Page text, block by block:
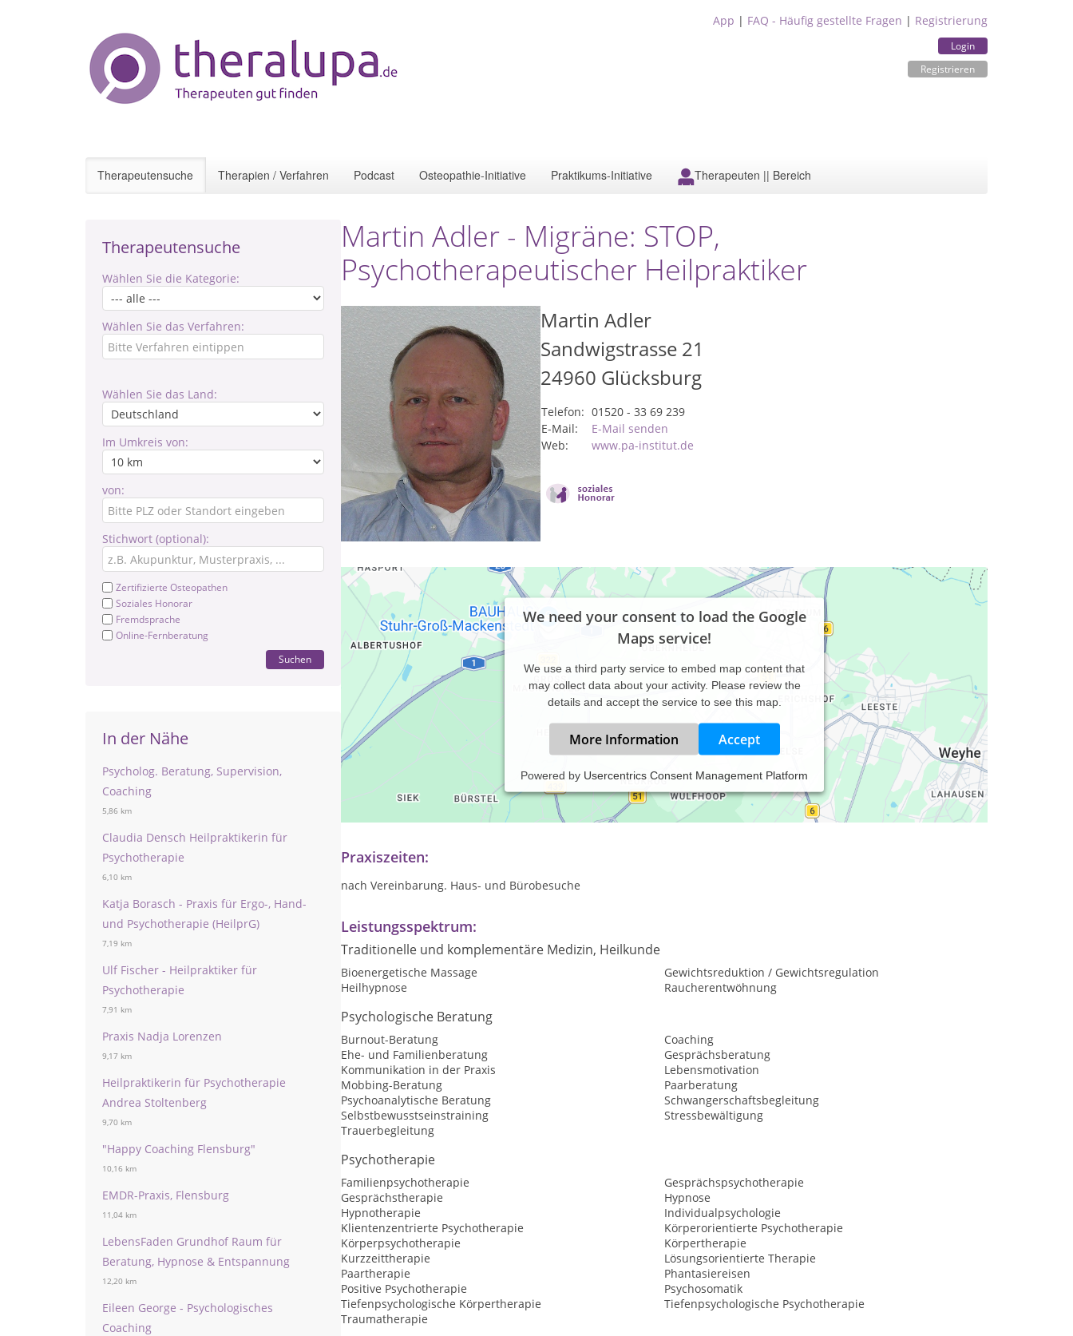
App | FAQ - Häufig gestellte Fragen | Registrierung
Login
Registrieren
Therapeutensuche Therapien / Verfahren Podcast Osteopathie-Initiative Praktikums-Initiative Therapeuten || Bereich
Therapeutensuche
Wählen Sie die Kategorie:
Wählen Sie das Verfahren:
Wählen Sie das Land:
Im Umkreis von:
von:
Stichwort (optional):
Zertifizierte Osteopathen
Soziales Honorar
Fremdsprache
Online-Fernberatung
Suchen
In der Nähe
Psycholog. Beratung, Supervision,
Coaching
5,86 km
Claudia Densch Heilpraktikerin für
Psychotherapie
6,10 km
Katja Borasch - Praxis für Ergo-, Hand-
und Psychotherapie (HeilprG)
7,19 km
Ulf Fischer - Heilpraktiker für
Psychotherapie
7,91 km
Praxis Nadja Lorenzen
9,17 km
Heilpraktikerin für Psychotherapie
Andrea Stoltenberg
9,70 km
"Happy Coaching Flensburg"
10,16 km
EMDR-Praxis, Flensburg
11,04 km
LebensFaden Grundhof Raum für
Beratung, Hypnose & Entspannung
12,20 km
Eileen George - Psychologisches
Coaching
Martin Adler - Migräne: STOP,
Psychotherapeutischer Heilpraktiker
Martin Adler
Sandwigstrasse 21
24960 Glücksburg
Telefon: 01520 - 33 69 239
E-Mail:
E-Mail senden
Web:
www.pa-institut.de
We need your consent to load the Google
Maps service!
We use a third party service to embed map content that
may collect data about your activity. Please review the
details and accept the service to see this map.
More Information Accept
Powered by Usercentrics Consent Management Platform
Psychotherapie, Paartherapie, Stress-Coaching, Burnout-Abwendung, Migräne:STOP
Klinische Hypnotherapie, Gesprächstherapie, Tiefenpsychologische Körpertherapie
Praxiszeiten:
nach Vereinbarung. Haus- und Bürobesuche
Leistungsspektrum:
Traditionelle und komplementäre Medizin, Heilkunde
Bioenergetische Massage
Gewichtsreduktion / Gewichtsregulation
Heilhypnose
Raucherentwöhnung
Psychologische Beratung
Burnout-Beratung
Coaching
Ehe- und Familienberatung
Gesprächsberatung
Kommunikation in der Praxis
Lebensmotivation
Mobbing-Beratung
Paarberatung
Psychoanalytische Beratung
Schwangerschaftsbegleitung
Selbstbewusstseinstraining
Stressbewältigung
Trauerbegleitung
Psychotherapie
Familienpsychotherapie
Gesprächspsychotherapie
Gesprächstherapie
Hypnose
Hypnotherapie
Individualpsychologie
Klientenzentrierte Psychotherapie
Körperorientierte Psychotherapie
Körperpsychotherapie
Körpertherapie
Kurzzeittherapie
Lösungsorientierte Therapie
Paartherapie
Phantasiereisen
Positive Psychotherapie
Psychosomatik
Tiefenpsychologische Körpertherapie
Tiefenpsychologische Psychotherapie
Traumatherapie